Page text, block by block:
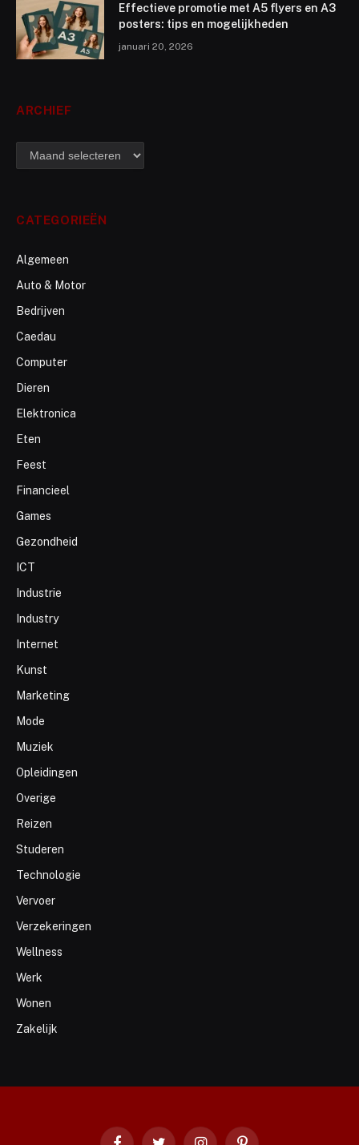
Effectieve promotie met A5 flyers en A3
posters: tips en mogelijkheden
januari 20, 2026
ARCHIEF
archief
CATEGORIEËN
Algemeen
Auto & Motor
Bedrijven
Caedau
Computer
Dieren
Elektronica
Eten
Feest
Financieel
Games
Gezondheid
ICT
Industrie
Industry
Internet
Kunst
Marketing
Mode
Muziek
Opleidingen
Overige
Reizen
Studeren
Technologie
Vervoer
Verzekeringen
Wellness
Werk
Wonen
Zakelijk